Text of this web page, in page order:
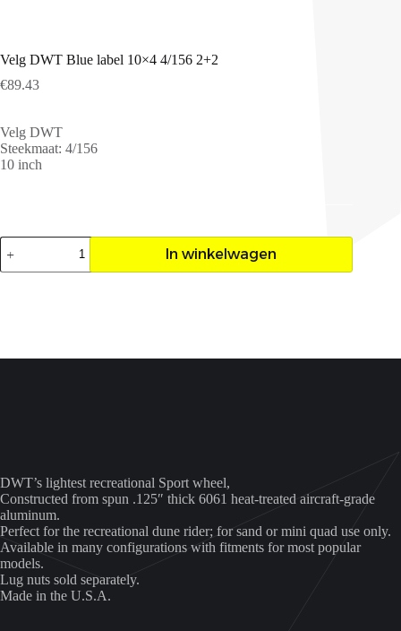
Velg DWT Blue label 10×4 4/156 2+2
€89.43
Velg DWT
Steekmaat: 4/156
10 inch
Velg
DWT
Blue
In winkelwagen
DWT’s lightest recreational Sport wheel,
Constructed from spun .125″ thick 6061 heat-treated aircraft-grade
aluminum.
Perfect for the recreational dune rider; for sand or mini quad use only.
Available in many configurations with fitments for most popular
models.
Lug nuts sold separately.
Made in the U.S.A.